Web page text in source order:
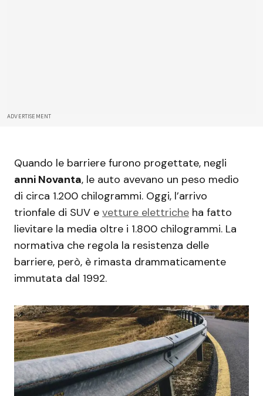
ADVERTISEMENT
Quando le barriere furono progettate, negli
anni Novanta, le auto avevano un peso medio
di circa 1.200 chilogrammi. Oggi, l’arrivo
trionfale di SUV e vetture elettriche ha fatto
lievitare la media oltre i 1.800 chilogrammi. La
normativa che regola la resistenza delle
barriere, però, è rimasta drammaticamente
immutata dal 1992.